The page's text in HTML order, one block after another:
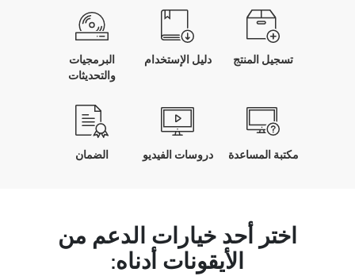
تسجيل المنتج دليل الإستخدام
البرمجيات
والتحديثات
مكتبة المساعدة دروسات الفيديو الضمان
اختر أحد خيارات الدعم من
الأيقونات أدناه: